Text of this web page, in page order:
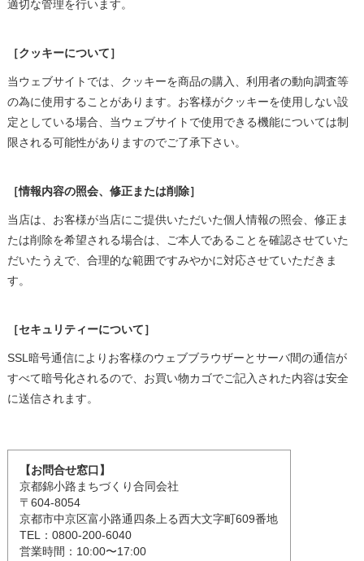
適切な管理を行います。
［クッキーについて］
当ウェブサイトでは、クッキーを商品の購入、利用者の動向調査等
の為に使用することがあります。お客様がクッキーを使用しない設
定としている場合、当ウェブサイトで使用できる機能については制
限される可能性がありますのでご了承下さい。
［情報内容の照会、修正または削除］
当店は、お客様が当店にご提供いただいた個人情報の照会、修正ま
たは削除を希望される場合は、ご本人であることを確認させていた
だいたうえで、合理的な範囲ですみやかに対応させていただきま
す。
［セキュリティーについて］
SSL暗号通信によりお客様のウェブブラウザーとサーバ間の通信が
すべて暗号化されるので、お買い物カゴでご記入された内容は安全
に送信されます。
【お問合せ窓口】
京都錦小路まちづくり合同会社
〒604-8054
京都市中京区富小路通四条上る西大文字町609番地
TEL：0800-200-6040
営業時間：10:00〜17:00